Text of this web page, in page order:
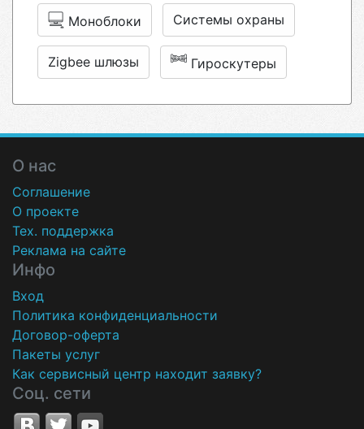
Моноблоки Системы охраны
Zigbee шлюзы Гироскутеры
О нас
Соглашение
О проекте
Тех. поддержка
Реклама на сайте
Инфо
Вход
Политика конфиденциальности
Договор-оферта
Пакеты услуг
Как сервисный центр находит заявку?
Соц. сети